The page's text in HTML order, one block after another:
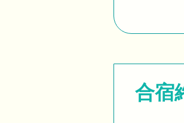
合宿